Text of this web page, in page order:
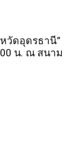
วัดอุดรธานี”
น. ณ สนาม